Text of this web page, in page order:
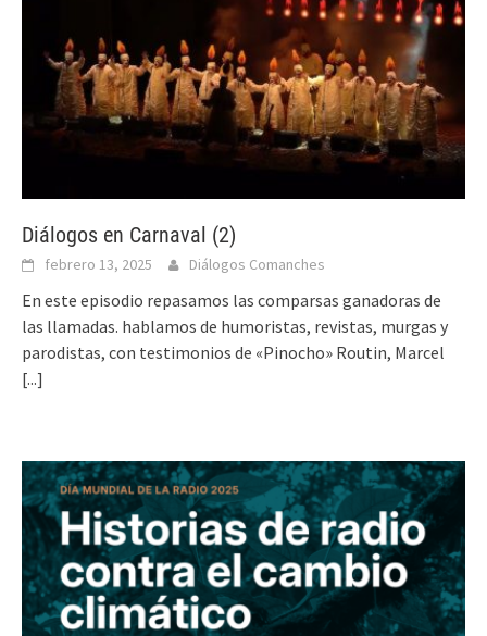
Diálogos en Carnaval (2)
febrero 13, 2025 Diálogos Comanches
En este episodio repasamos las comparsas ganadoras de
las llamadas. hablamos de humoristas, revistas, murgas y
parodistas, con testimonios de «Pinocho» Routin, Marcel
[...]